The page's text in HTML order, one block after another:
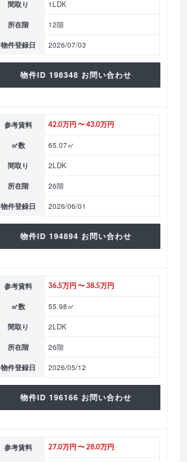
間取り 1LDK
所在階 12階
物件登録日 2026/07/03
物件ID 198348 お問い合わせ
参考賃料 42.0万円 〜 43.0万円
㎡数 65.07㎡
間取り 2LDK
所在階 26階
物件登録日 2026/06/01
物件ID 194894 お問い合わせ
参考賃料 36.5万円 〜 38.5万円
㎡数 55.98㎡
間取り 2LDK
所在階 26階
物件登録日 2026/05/12
物件ID 196166 お問い合わせ
参考賃料 27.0万円 〜 28.0万円